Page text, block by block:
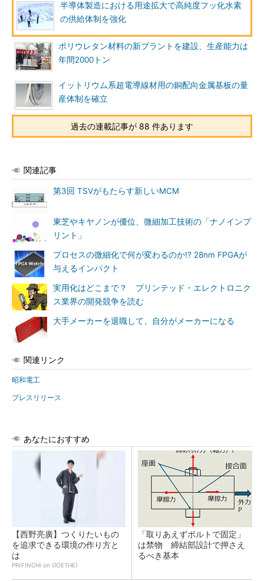
半導体製造における用途拡大で高純度フッ化水素
の供給体制を強化
ポリウレタン材料の新プラントを建設、生産能力は
年間2000トン
イットリウム系超電導線材用の銅配向金属基板の量
産体制を確立
過去の連載記事が 88 件あります
関連記事
第3回 TSVがもたらす新しいMCM
東芝やキヤノンが優位、微細加工技術の「ナノインプ
リント」
プロセスの微細化で何が変わるのか!? 28nm FPGAが
与えるインパクト
実用化はどこまで？ プリンテッド・エレクトロニク
ス業界の開発競争を読む
大手メーカーを退職して、自分がメーカーになる
関連リンク
昭和電工
プレスリリース
あなたにおすすめ
【西野亮廣】つくりたいもの
を追求できる環境の作り方と
は
PR(FINCHI on GOETHE)
「取りあえずボルトで固定」
は禁物 締結部設計で押さえ
るべき基本